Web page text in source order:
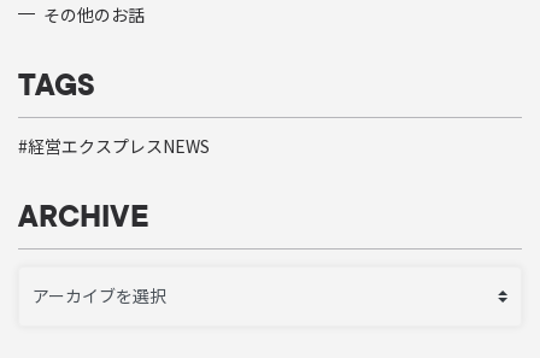
その他のお話
TAGS
経営エクスプレスNEWS
ARCHIVE